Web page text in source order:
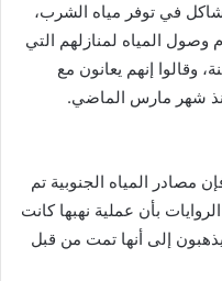
في توفر مياه الشرب،
المياه لمنازلهم التي
وقالوا إنهم يعانون مع
شهر مارس الماضي.
مصادر المياه الجنوبية تم
بأن عملية نهبها كانت
إلى أنها تمت من قبل